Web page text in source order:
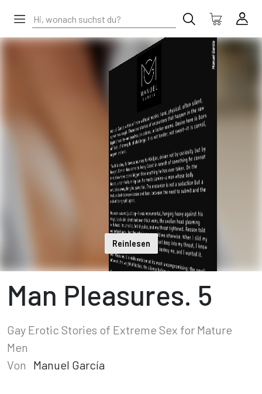
Reinlesen
Man Pleasures. 5
Gay Erotic Stories of Extreme Sex for Mature
Men
Von
Manuel García